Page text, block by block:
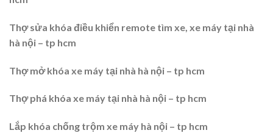
Thợ sửa khóa điều khiển remote tìm xe, xe máy tại nhà
hà nội – tp hcm
Thợ mở khóa xe máy tại nhà hà nội – tp hcm
Thợ phá khóa xe máy tại nhà hà nội – tp hcm
Lắp khóa chống trộm xe máy hà nội – tp hcm